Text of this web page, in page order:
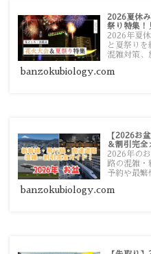
2026夏休
祭り特集！
2026年夏
と夏祭りを
混雑対策、
banzokubiology.com
【2026お
＆割引完
2026年の
路の混雑・
予約や最繁
い移動方法
banzokubiology.com